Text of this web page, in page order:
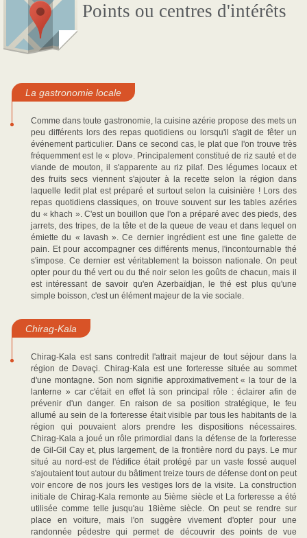
Points ou centres d'intérêts
La gastronomie locale
Comme dans toute gastronomie, la cuisine azérie propose des mets un
peu différents lors des repas quotidiens ou lorsqu'il s'agit de fêter un
événement particulier. Dans ce second cas, le plat que l'on trouve très
fréquemment est le « plov». Principalement constitué de riz sauté et de
viande de mouton, il s'apparente au riz pilaf. Des légumes locaux et
des fruits secs viennent s'ajouter à la recette selon la région dans
laquelle ledit plat est préparé et surtout selon la cuisinière ! Lors des
repas quotidiens classiques, on trouve souvent sur les tables azéries
du « khach ». C'est un bouillon que l'on a préparé avec des pieds, des
jarrets, des tripes, de la tête et de la queue de veau et dans lequel on
émiette du « lavash ». Ce dernier ingrédient est une fine galette de
pain. Et pour accompagner ces différents menus, l'incontournable thé
s'impose. Ce dernier est véritablement la boisson nationale. On peut
opter pour du thé vert ou du thé noir selon les goûts de chacun, mais il
est intéressant de savoir qu'en Azerbaïdjan, le thé est plus qu'une
simple boisson, c'est un élément majeur de la vie sociale.
Chirag-Kala
Chirag-Kala est sans contredit l'attrait majeur de tout séjour dans la
région de Dəvəçi. Chirag-Kala est une forteresse située au sommet
d'une montagne. Son nom signifie approximativement « la tour de la
lanterne » car c'était en effet là son principal rôle : éclairer afin de
prévenir d'un danger. En raison de sa position stratégique, le feu
allumé au sein de la forteresse était visible par tous les habitants de la
région qui pouvaient alors prendre les dispositions nécessaires.
Chirag-Kala a joué un rôle primordial dans la défense de la forteresse
de Gil-Gil Cay et, plus largement, de la frontière nord du pays. Le mur
situé au nord-est de l'édifice était protégé par un vaste fossé auquel
s'ajoutaient tout autour du bâtiment treize tours de défense dont on peut
voir encore de nos jours les vestiges lors de la visite. La construction
initiale de Chirag-Kala remonte au 5ième siècle et La forteresse a été
utilisée comme telle jusqu'au 18ième siècle. On peut se rendre sur
place en voiture, mais l'on suggère vivement d'opter pour une
randonnée pédestre qui permet de découvrir des points de vue